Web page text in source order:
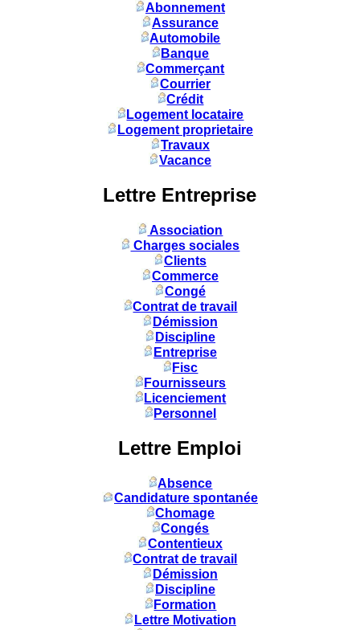
Abonnement
Assurance
Automobile
Banque
Commerçant
Courrier
Crédit
Logement locataire
Logement proprietaire
Travaux
Vacance
Lettre Entreprise
Association
Charges sociales
Clients
Commerce
Congé
Contrat de travail
Démission
Discipline
Entreprise
Fisc
Fournisseurs
Licenciement
Personnel
Lettre Emploi
Absence
Candidature spontanée
Chomage
Congés
Contentieux
Contrat de travail
Démission
Discipline
Formation
Lettre Motivation